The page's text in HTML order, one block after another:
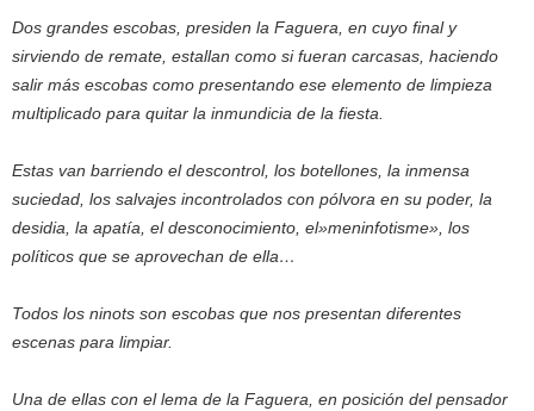
Dos grandes escobas, presiden la Faguera, en cuyo final y
sirviendo de remate, estallan como si fueran carcasas, haciendo
salir más escobas como presentando ese elemento de limpieza
multiplicado para quitar la inmundicia de la fiesta.
Estas van barriendo el descontrol, los botellones, la inmensa
suciedad, los salvajes incontrolados con pólvora en su poder, la
desidia, la apatía, el desconocimiento, el»meninfotisme», los
políticos que se aprovechan de ella…
Todos los ninots son escobas que nos presentan diferentes
escenas para limpiar.
Una de ellas con el lema de la Faguera, en posición del pensador